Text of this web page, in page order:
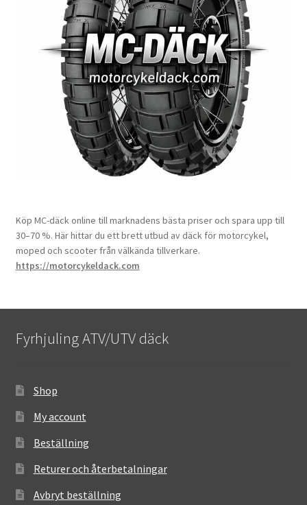
Köp MC-däck online till marknadens bästa priser och spara upp till
30–70 %. Här hittar du ett brett utbud av däck för motorcykel,
moped och scooter från välkända tillverkare.
https://motorcykeldack.com
Fyrhjuling ATV/UTV däck
Shop
My account
Beställning
Returer och återbetalningar
Avbryt beställning